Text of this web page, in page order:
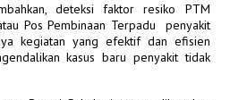
deteksi faktor resiko PTM
Pos Pembinaan Terpadu penyakit
kegiatan yang efektif dan efisien
kasus baru penyakit tidak